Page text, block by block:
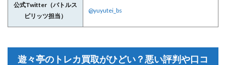
公式Twitter（バトルス
ピリッツ担当）
@yuyutei_bs
遊々亭のトレカ買取がひどい？悪い評判や口コ